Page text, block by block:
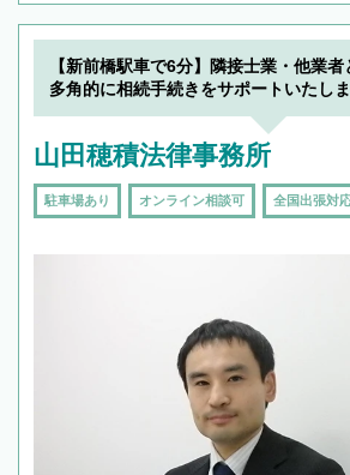
【新前橋駅車で6分】隣接士業・他業者
多角的に相続手続きをサポートいたし
山田穂積法律事務所
駐車場あり オンライン相談可 全国出張対